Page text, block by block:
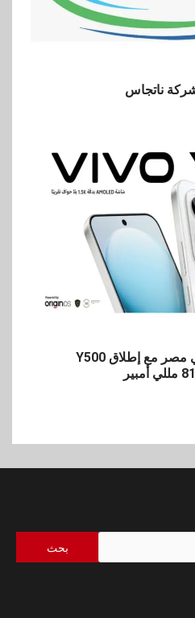
ناتجاس
vivo تشعل المنافسة في مصر مع إطلاق Y500